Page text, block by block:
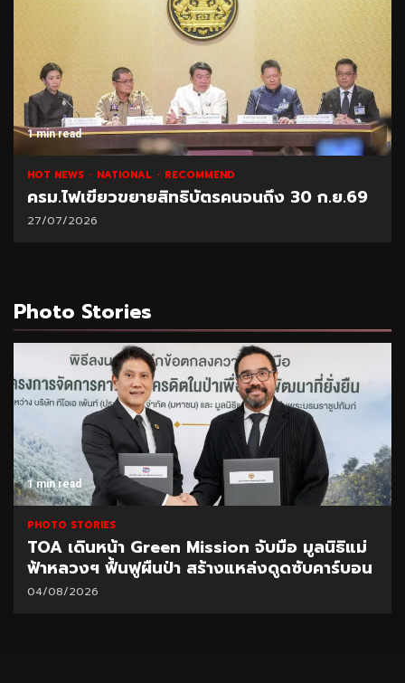
1 min read
HOT NEWS NATIONAL RECOMMEND
ครม.ไฟเขียวขยายสิทธิบัตรคนจนถึง 30 ก.ย.69
27/07/2026
Photo Stories
1 min read
PHOTO STORIES
TOA เดินหน้า Green Mission จับมือ มูลนิธิแม่
ฟ้าหลวงฯ ฟื้นฟูผืนป่า สร้างแหล่งดูดซับคาร์บอน
04/08/2026